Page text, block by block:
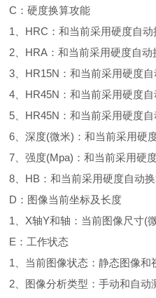
C：硬度换算攻能
1、HRC：和当前采用硬度自动
2、HRA：和当前采用硬度自动
3、HR15N：和当前采用硬度自
4、HR45N：和当前采用硬度自
5、HR45N：和当前采用硬度自
6、深度(微米)：和当前采用硬
7、强度(Mpa)：和当前采用硬度
8、HB：和当前采用硬度自动换
D：图像当前坐标及长度
1、X轴Y和轴：当前图像尺寸(
E：工作状态
1、当前图像状态：静态图像和
2、图像分析类型：手动和自动